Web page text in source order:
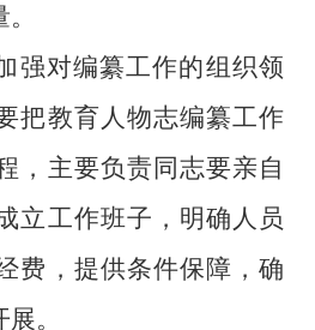
强对编纂工作的组织领
把教育人物志编纂工作
，主要负责同志要亲自
立工作班子，明确人员
费，提供条件保障，确
。